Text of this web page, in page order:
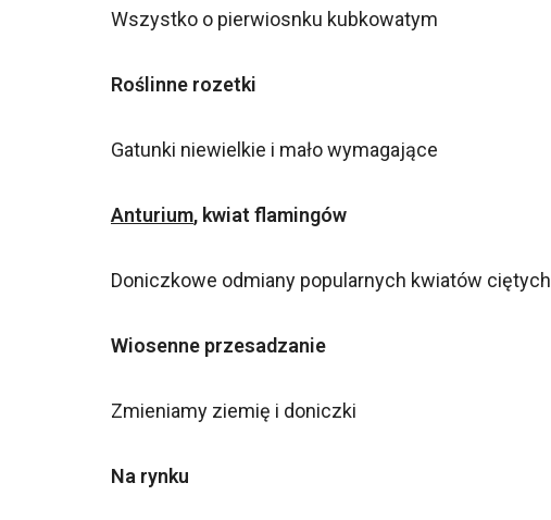
Wszystko o pierwiosnku kubkowatym
Roślinne rozetki
Gatunki niewielkie i mało wymagające
Anturium, kwiat flamingów
Doniczkowe odmiany popularnych kwiatów ciętych
Wiosenne przesadzanie
Zmieniamy ziemię i doniczki
Na rynku